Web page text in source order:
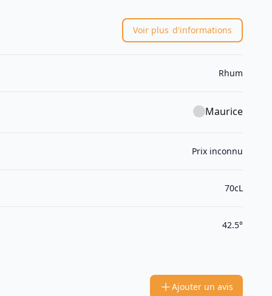
Voir plus d'informations
Rhum
Maurice
Prix inconnu
70cL
42.5°
Ajouter un avis